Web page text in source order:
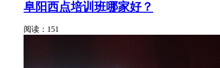
阜阳西点培训班哪家好？
阅读：151